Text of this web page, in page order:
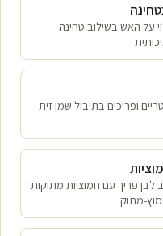
על האש בשילוב טחינה
ופריכים בתיבול שמן זית
לבן פריך עם חמוציות מתוקות
מתוק